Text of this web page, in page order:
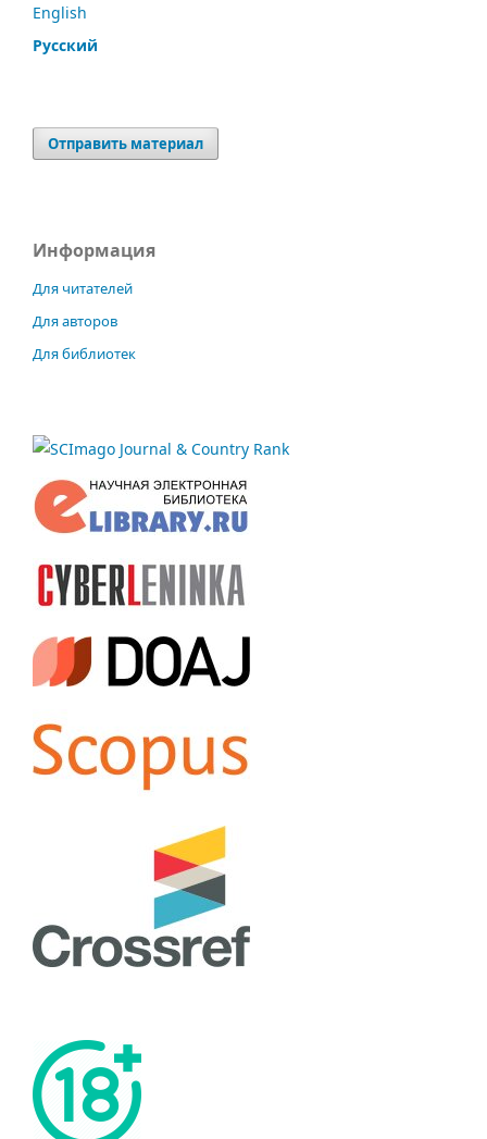
English
Русский
Отправить материал
Информация
Для читателей
Для авторов
Для библиотек